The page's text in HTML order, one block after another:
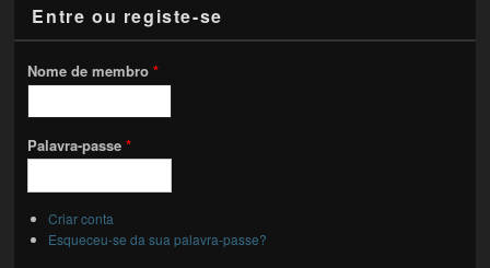
Entre ou registe-se
Nome de membro*
Palavra-passe*
Criar conta
Esqueceu-se da sua palavra-passe?